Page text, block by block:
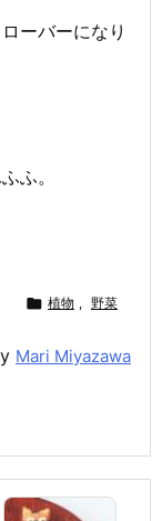
ーバーになり
ふ。
 植物 , 野菜
Mari Miyazawa